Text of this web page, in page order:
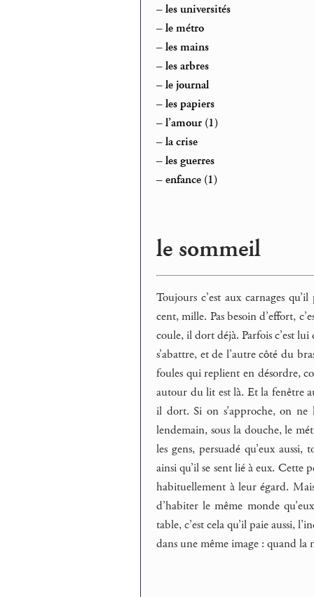
–les universités
–le métro
–les mains
–les arbres
–le journal
–les papiers
–l’amour (1)
–la crise
–les guerres
–enfance (1)
le sommeil
Toujours c’est aux carnages
cent, mille. Pas besoin d’effort,
coule, il dort déjà. Parfois c’est
s’abattre, et de l’autre côté du
foules qui replient en désordre,
autour du lit est là. Et la fenêtre
il dort. Si on s’approche, on
lendemain, sous la douche, le
les gens, persuadé qu’eux
ainsi qu’il se sent lié à eux. Cette
habituellement à leur égard.
d’habiter le même monde
table, c’est cela qu’il paie aussi,
dans une même image : quand la